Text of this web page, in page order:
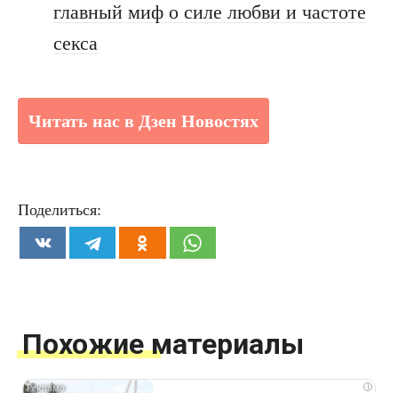
главный миф о силе любви и частоте
секса
Читать нас в Дзен Новостях
Поделиться:
Похожие материалы
i